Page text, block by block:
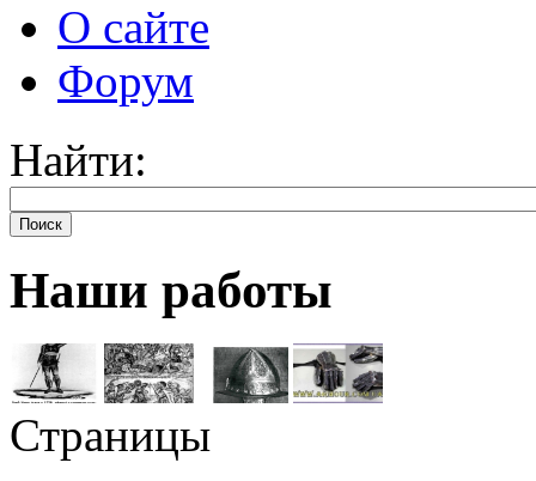
О сайте
Форум
Найти:
Поиск
Наши работы
Страницы